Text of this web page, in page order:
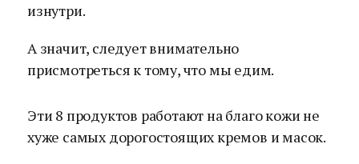
изнутри.
А значит, следует внимательно
присмотреться к тому, что мы едим.
Эти 8 продуктов работают на благо кожи не
хуже самых дорогостоящих кремов и масок.